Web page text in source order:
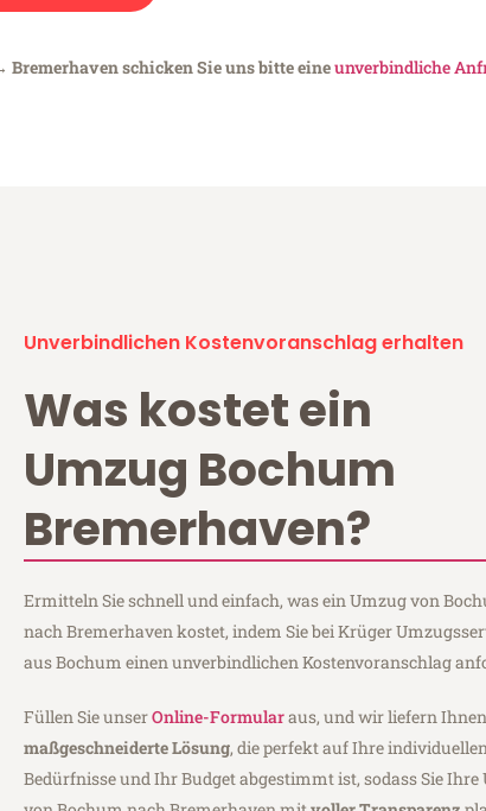
schicken Sie uns bitte eineunverbindliche
Unverbindlichen Kostenvoranschlag erhalten
Was kostet ein
Umzug Bochum
Bremerhaven?
Ermitteln Sie schnell und einfach, was ein Umzug von
nach Bremerhaven kostet, indem Sie bei Krüger
aus Bochum einen unverbindlichen Kostenvoranschlag
Füllen Sie unserOnline-Formularaus, und wir liefern
maßgeschneiderte Lösung, die perfekt auf Ihre
Bedürfnisse und Ihr Budget abgestimmt ist, sodass Sie Ihre